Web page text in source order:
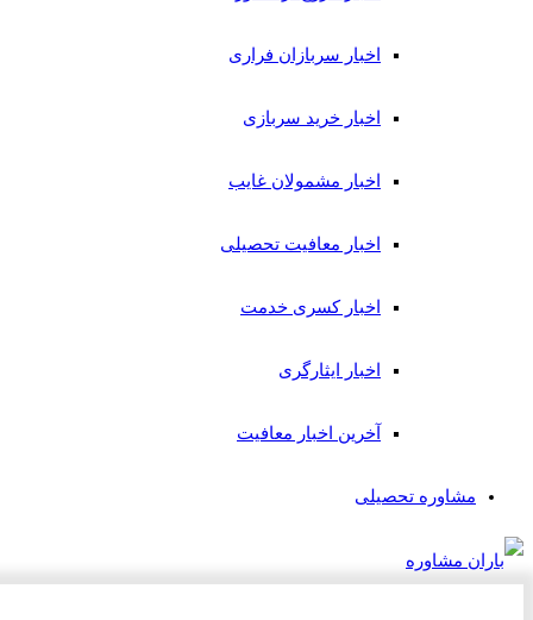
اخبار سربازان فراری
اخبار خرید سربازی
اخبار مشمولان غایب
اخبار معافیت تحصیلی
اخبار کسری خدمت
اخبار ایثارگری
آخرین اخبار معافیت
مشاوره تحصیلی